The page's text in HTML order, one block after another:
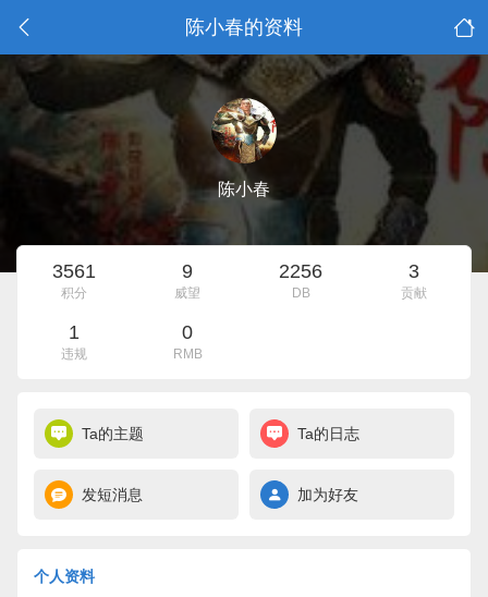
陈小春的资料
陈小春
3561
积分
9
威望
2256
DB
3
贡献
1
违规
0
RMB
Ta的主题 Ta的日志
发短消息 加为好友
个人资料